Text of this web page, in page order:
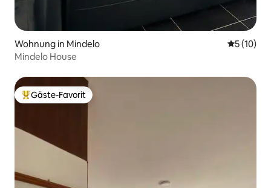
Wohnung in Mindelo
5 (10)
Mindelo House
Beliebter Gäste-Favorit.
Gäste-Favorit